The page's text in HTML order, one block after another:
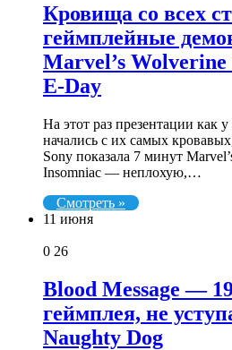
Кровища со всех
геймплейные
Marvel’s
E-Day
На этот раз презентации как
начались с их самых
Sony показала 7 минут
Insomniac — неплохую,…
Смотреть »
11 июня
0 26
Blood Message —
геймплея, не
Naughty Dog